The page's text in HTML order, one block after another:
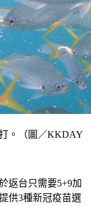
。（圖／KKDAY
返台只需要5+9加
供3種新冠疫苗選